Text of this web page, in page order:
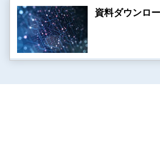
資料ダウンロ